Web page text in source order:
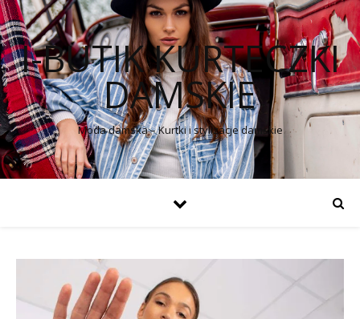
I-BUTIK KURTECZKI
DAMSKIE
Moda damska – Kurtki i stylizacje damskie